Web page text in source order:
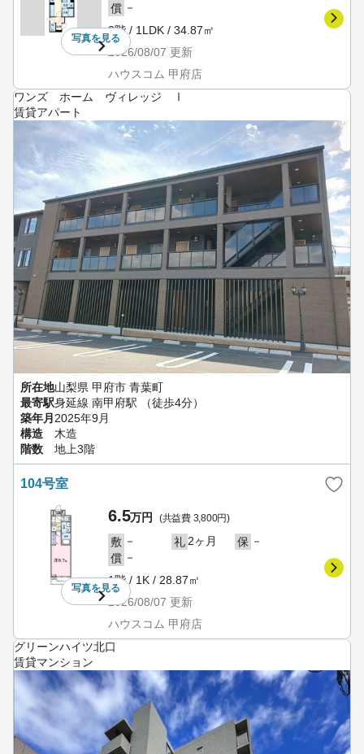
写真を見る
償 －
3階 / 1LDK / 34.87㎡
2026/08/07 更新
ハウスコム 甲府店
ワンズ ホーム ヴィレッジ Ⅰ
賃貸アパート
所在地山梨県 甲府市 青葉町
最寄駅身延線 南甲府駅 （徒歩4分）
築年月 2025年9月
構造
木造
階数
地上3階
104号室
写真を見る
6.5万円 (共益費 3,800円)
敷 － 礼 2ヶ月 保 －
償 －
1階 / 1K / 28.87㎡
2026/08/07 更新
ハウスコム 甲府店
グリーンハイツ北口
賃貸マンション